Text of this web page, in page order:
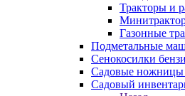
Тракторы и
Газонные
Подметальные
Сенокосилки
Садовые ножницы
Садовый